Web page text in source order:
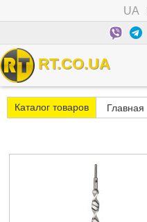
UA
RT.CO.UA
Каталог товаров Главная